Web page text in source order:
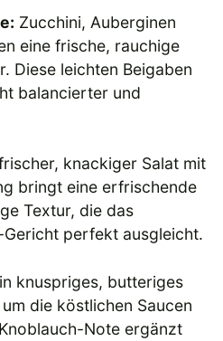
Zucchini, Auberginen
eine frische, rauchige
Diese leichten Beigaben
balancierter und
knackiger Salat mit
bringt eine erfrischende
Textur, die das
perfekt ausgleicht.
knuspriges, butteriges
die köstlichen Saucen
Note ergänzt